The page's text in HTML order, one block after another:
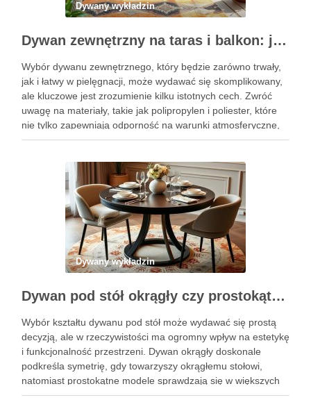
Dywany wykładzin
Dywan zewnętrzny na taras i balkon: jak wybrać trwały i łatwy w pielęgnacji model dopasowany do stylu przestrzeni
Wybór dywanu zewnętrznego, który będzie zarówno trwały,
jak i łatwy w pielęgnacji, może wydawać się skomplikowany,
ale kluczowe jest zrozumienie kilku istotnych cech. Zwróć
uwagę na materiały, takie jak polipropylen i poliester, które
nie tylko zapewniają odporność na warunki atmosferyczne,
ale również ułatwiają utrzymanie czystości. Odpowiedni
Dywany wykładzin
Dywan pod stół okrągły czy prostokątny – jak dobrać kształt i rozmiar dla wygody i stylu wnętrza
Wybór kształtu dywanu pod stół może wydawać się prostą
decyzją, ale w rzeczywistości ma ogromny wpływ na estetykę
i funkcjonalność przestrzeni. Dywan okrągły doskonale
podkreśla symetrię, gdy towarzyszy okrągłemu stołowi,
natomiast prostokątne modele sprawdzają się w większych
pomieszczeniach, dodając kontrastu i wizualnej głębi.